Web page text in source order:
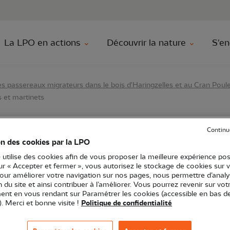
Aller à la
La LPO en actions Découvrir la nature
passereaux migrateurs dans le bois d'Haringzelles et au Cran
et martinets
protection
et martinets
Hauts-de-France Atelier 62 - Pas-de-Calais
des cookies par la LPO
utilise des cookies afin de vous proposer la meilleure expérience
« Accepter et fermer », vous autorisez le stockage de cookies sur
améliorer votre navigation sur nos pages, nous permettre
du site et ainsi contribuer à l’améliorer. Vous pourrez revenir sur
en vous rendant sur Paramétrer les cookies (accessible en bas
Merci et bonne visite ! Politique de confidentialité